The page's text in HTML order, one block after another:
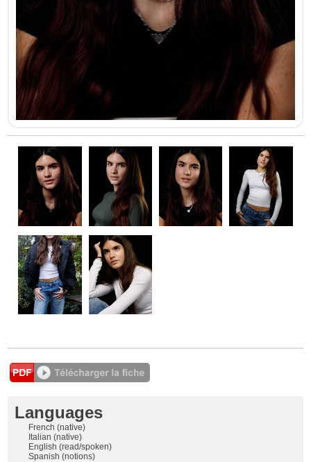
Languages
French (native)
Italian (native)
English (read/spoken)
Spanish (notions)